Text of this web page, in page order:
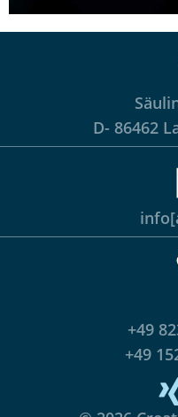
D- 86462
+49
+49